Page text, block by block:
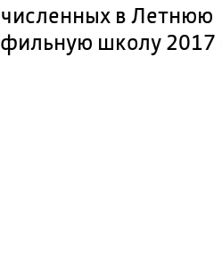
в Летнюю
школу 2017